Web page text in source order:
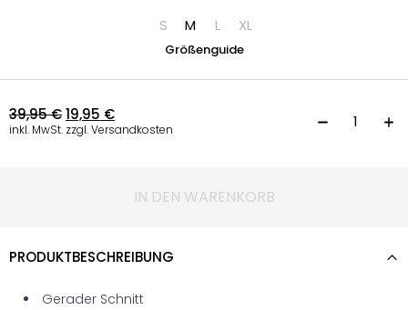
S M L XL
Größenguide
39,95€19,95 €
inkl. MwSt. zzgl. Versandkosten
IN DEN WARENKORB
PRODUKTBESCHREIBUNG
Gerader Schnitt